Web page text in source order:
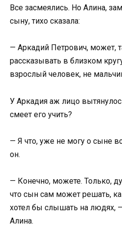
Все засмеялись. Но Алина,
сыну, тихо сказала:
— Аркадий Петрович, может,
рассказывать в близком
взрослый человек, не
У Аркадия аж лицо
смеет его учить?
— Я что, уже не могу о сыне
он.
— Конечно, можете. Только,
что сын сам может решать,
хотел бы слышать на людях,
Алина.